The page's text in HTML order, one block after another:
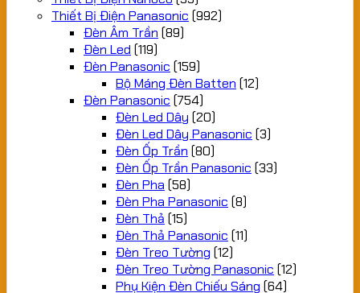
Thiết Bị Điện Panasonic (992)
Đèn Âm Trần (89)
Đèn Led (119)
Đèn Panasonic (159)
Bộ Máng Đèn Batten (12)
Đèn Panasonic (754)
Đèn Led Dây (20)
Đèn Led Dây Panasonic (3)
Đèn Ốp Trần (80)
Đèn Ốp Trần Panasonic (33)
Đèn Pha (58)
Đèn Pha Panasonic (8)
Đèn Thả (15)
Đèn Thả Panasonic (11)
Đèn Treo Tường (12)
Đèn Treo Tường Panasonic (12)
Phụ Kiện Đèn Chiếu Sáng (64)